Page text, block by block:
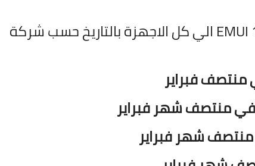
EMUI 12 الي كل الاجهزة بالتاريخ حسب شركة